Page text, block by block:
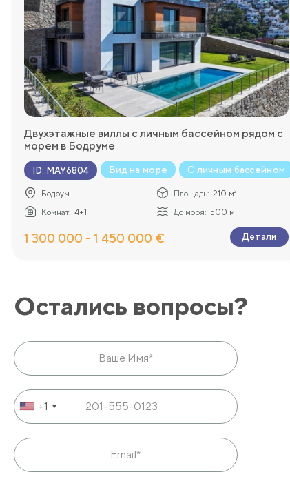
Двухэтажные виллы с личным бассейном рядом с
морем в Бодруме
ID: MAY6804 Вид на море С личным бассейном
Бодрум Площадь: 210 м²
Комнат: 4+1 До моря: 500 м
1 300 000 - 1 450 000 € Детали
Остались вопросы?
+1